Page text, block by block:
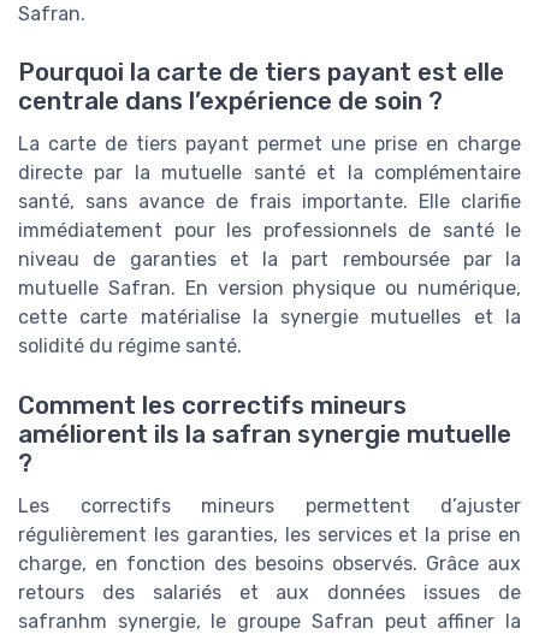
Safran.
Pourquoi la carte de tiers payant est elle
centrale dans l’expérience de soin ?
La carte de tiers payant permet une prise en charge
directe par la mutuelle santé et la complémentaire
santé, sans avance de frais importante. Elle clarifie
immédiatement pour les professionnels de santé le
niveau de garanties et la part remboursée par la
mutuelle Safran. En version physique ou numérique,
cette carte matérialise la synergie mutuelles et la
solidité du régime santé.
Comment les correctifs mineurs
améliorent ils la safran synergie mutuelle
?
Les correctifs mineurs permettent d’ajuster
régulièrement les garanties, les services et la prise en
charge, en fonction des besoins observés. Grâce aux
retours des salariés et aux données issues de
safranhm synergie, le groupe Safran peut affiner la